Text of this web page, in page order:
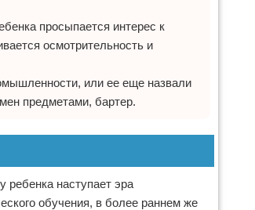
просыпается интерес к
осмотрительность и
или ее еще назвали
предметами, бартер.
ребенка наступает эра
обучения, в более раннем же